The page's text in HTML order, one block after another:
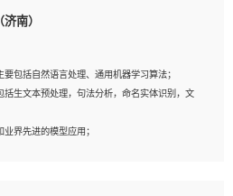
、MongoDb数据库应用开发其中一种；
Flask...）代码能力优秀，熟悉编码规范和具备
力。
南）
包括自然语言处理、通用机器学习算法；
生文本预处理，句法分析，命名实体识别，文
界先进的模型应用；